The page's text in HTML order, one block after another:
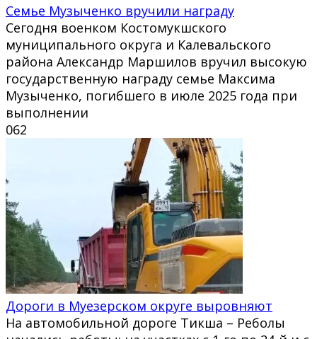
Семье Музыченко вручили награду
Сегодня военком Костомукшского
муниципального округа и Калевальского
района Александр Маршилов вручил высокую
государственную награду семье Максима
Музыченко, погибшего в июле 2025 года при
выполнении
062
Дороги в Муезерском округе выровняют
На автомобильной дороге Тикша – Реболы